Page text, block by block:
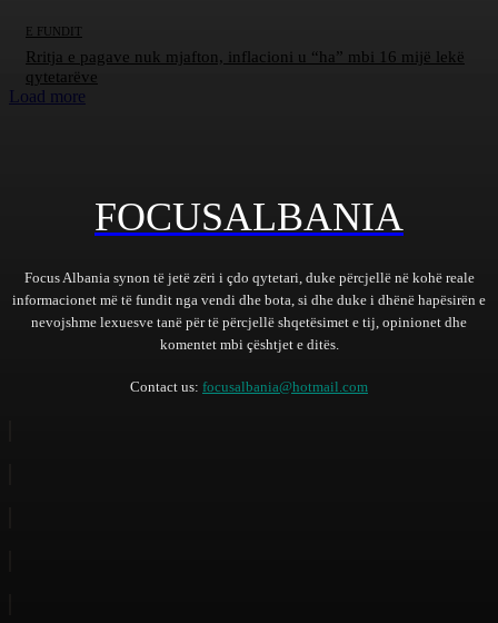
E FUNDIT
Rritja e pagave nuk mjafton, inflacioni u “ha” mbi 16 mijë lekë
qytetarëve
Load more
FOCUSALBANIA
Focus Albania synon të jetë zëri i çdo qytetari, duke përcjellë në kohë reale
informacionet më të fundit nga vendi dhe bota, si dhe duke i dhënë hapësirën e
nevojshme lexuesve tanë për të përcjellë shqetësimet e tij, opinionet dhe
komentet mbi çështjet e ditës.
Contact us: focusalbania@hotmail.com